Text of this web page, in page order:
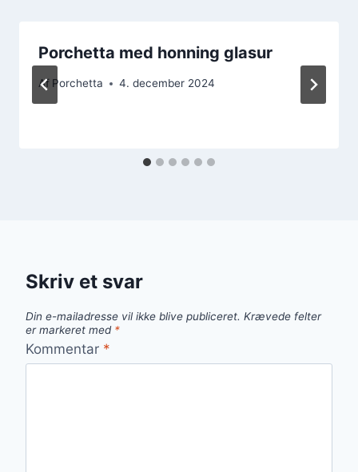
Porchetta med honning glasur
Af Porchetta 4. december 2024
Skriv et svar
Din e-mailadresse vil ikke blive publiceret. Krævede felter
er markeret med *
Kommentar *